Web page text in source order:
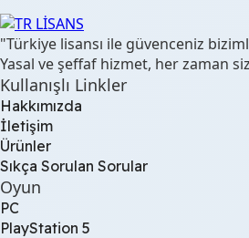
"Türkiye lisansı ile güvenceniz
Yasal ve şeffaf hizmet, her zaman
Kullanışlı Linkler
Hakkımızda
İletişim
Ürünler
Sıkça Sorulan Sorular
Oyun
PC
PlayStation 5